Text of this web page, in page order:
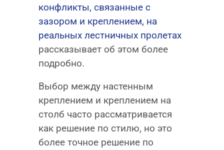
конфликты, связанные с
зазором и креплением, на
реальных лестничных пролетах
рассказывает об этом более
подробно.
Выбор между настенным
креплением и креплением на
столб часто рассматривается
как решение по стилю, но это
более точное решение по